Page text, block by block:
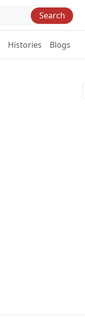
Search
Histories Blogs